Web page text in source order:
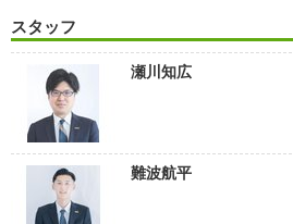
スタッフ
瀬川知広
難波航平